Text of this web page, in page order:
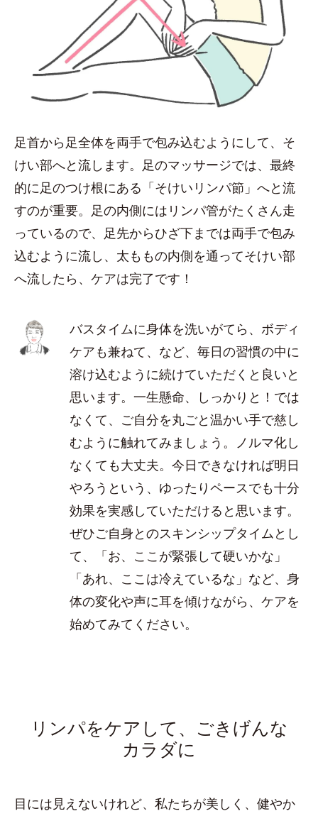
足首から足全体を両手で包み込むようにして、そ
けい部へと流します。足のマッサージでは、最終
的に足のつけ根にある「そけいリンパ節」へと流
すのが重要。足の内側にはリンパ管がたくさん走
っているので、足先からひざ下までは両手で包み
込むように流し、太ももの内側を通ってそけい部
へ流したら、ケアは完了です！
バスタイムに身体を洗いがてら、ボディ
ケアも兼ねて、など、毎日の習慣の中に
溶け込むように続けていただくと良いと
思います。一生懸命、しっかりと！では
なくて、ご自分を丸ごと温かい手で慈し
むように触れてみましょう。ノルマ化し
なくても大丈夫。今日できなければ明日
やろうという、ゆったりペースでも十分
効果を実感していただけると思います。
ぜひご自身とのスキンシップタイムとし
て、「お、ここが緊張して硬いかな」
「あれ、ここは冷えているな」など、身
体の変化や声に耳を傾けながら、ケアを
始めてみてください。
リンパをケアして、ごきげんな
カラダに
目には見えないけれど、私たちが美しく、健やか